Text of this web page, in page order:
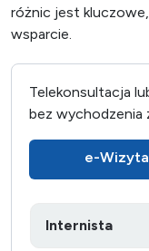
różnic jest
wsparcie.
Telekonsultacja
bez wychodzenia
e-Wizyta